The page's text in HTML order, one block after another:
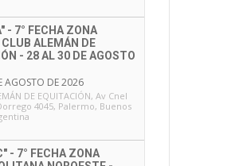
- 7° FECHA ZONA
ALEMÁN DE
- 28 AL 30 DE AGOSTO
AGOSTO DE 2026
DE EQUITACIÓN, Av Cnel
4045, Palermo, Buenos
- 7° FECHA ZONA